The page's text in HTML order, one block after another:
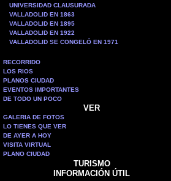
UNIVERSIDAD CLAUSURADA
VALLADOLID EN 1863
VALLADOLID EN 1895
VALLADOLID EN 1922
VALLADOLID SE CONGELÓ EN 1971
RECORRIDO
LOS RIOS
PLANOS CIUDAD
EVENTOS IMPORTANTES
DE TODO UN POCO
VER
GALERIA DE FOTOS
LO TIENES QUE VER
DE AYER A HOY
VISITA VIRTUAL
PLANO CIUDAD
TURISMO
INFORMACIÓN ÚTIL